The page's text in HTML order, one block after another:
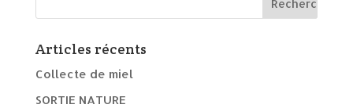
Articles récents
Collecte de miel
SORTIE NATURE